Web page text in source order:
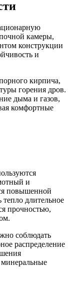
камеры,
конструкции
и
кирпича,
горения дров.
дыма и газов,
комфортные
и
повышенной
длительное
прочностью,
соблюдать
распределение